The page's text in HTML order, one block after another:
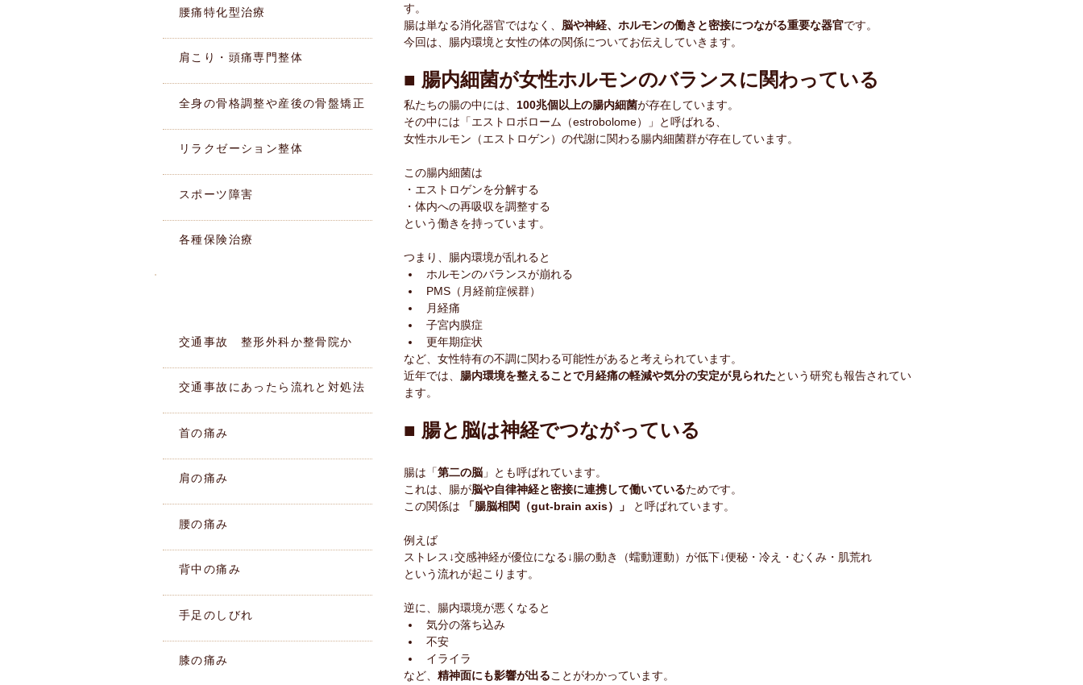
す。
腸は単なる消化器官ではなく、 脳や神経、ホルモンの働きと密接につながる重要な器官です。
今回は、腸内環境と女性の体の関係についてお伝えしていきます。
■ 腸内細菌が女性ホルモンのバランスに関わっている
私たちの腸の中には、 100兆個以上の腸内細菌が存在しています。
その中には「エストロボローム（estrobolome）」と呼ばれる、
女性ホルモン（エストロゲン）の代謝に関わる腸内細菌群が存在しています。
この腸内細菌は
・エストロゲンを分解する
・体内への再吸収を調整する
という働きを持っています。
つまり、腸内環境が乱れると
ホルモンのバランスが崩れる
PMS（月経前症候群）
月経痛
子宮内膜症
更年期症状
など、女性特有の不調に関わる可能性があると考えられています。
近年では、 腸内環境を整えることで月経痛の軽減や気分の安定が見られたという研究も報告されてい
ます。
■ 腸と脳は神経でつながっている
腸は「第二の脳 」とも呼ばれています。
これは、腸が脳や自律神経と密接に連携して働いているためです。
この関係は
「腸脳相関（gut-brain axis）」 と呼ばれています。
例えば
ストレス↓交感神経が優位になる↓腸の動き（蠕動運動）が低下↓便秘・冷え・むくみ・肌荒れ
という流れが起こります。
逆に、腸内環境が悪くなると
気分の落ち込み
不安
イライラ
など、 精神面にも影響が出ることがわかっています。
腰痛特化型治療
肩こり・頭痛専門整体
全身の骨格調整や産後の骨盤矯正
リラクゼーション整体
スポーツ障害
各種保険治療
交通事故 整形外科か整骨院か
交通事故にあったら流れと対処法
首の痛み
肩の痛み
腰の痛み
背中の痛み
手足のしびれ
膝の痛み